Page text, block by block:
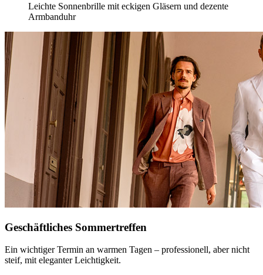
Leichte Sonnenbrille mit eckigen Gläsern und dezente
Armbanduhr
Geschäftliches Sommertreffen
Ein wichtiger Termin an warmen Tagen – professionell, aber nicht
steif, mit eleganter Leichtigkeit.